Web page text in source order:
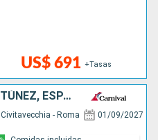
US$ 691 +Tasas
ITALIA, GRECIA, TURQUÍA, TÚNEZ, ESPAÑA
Civitavecchia - Roma 01/09/2027